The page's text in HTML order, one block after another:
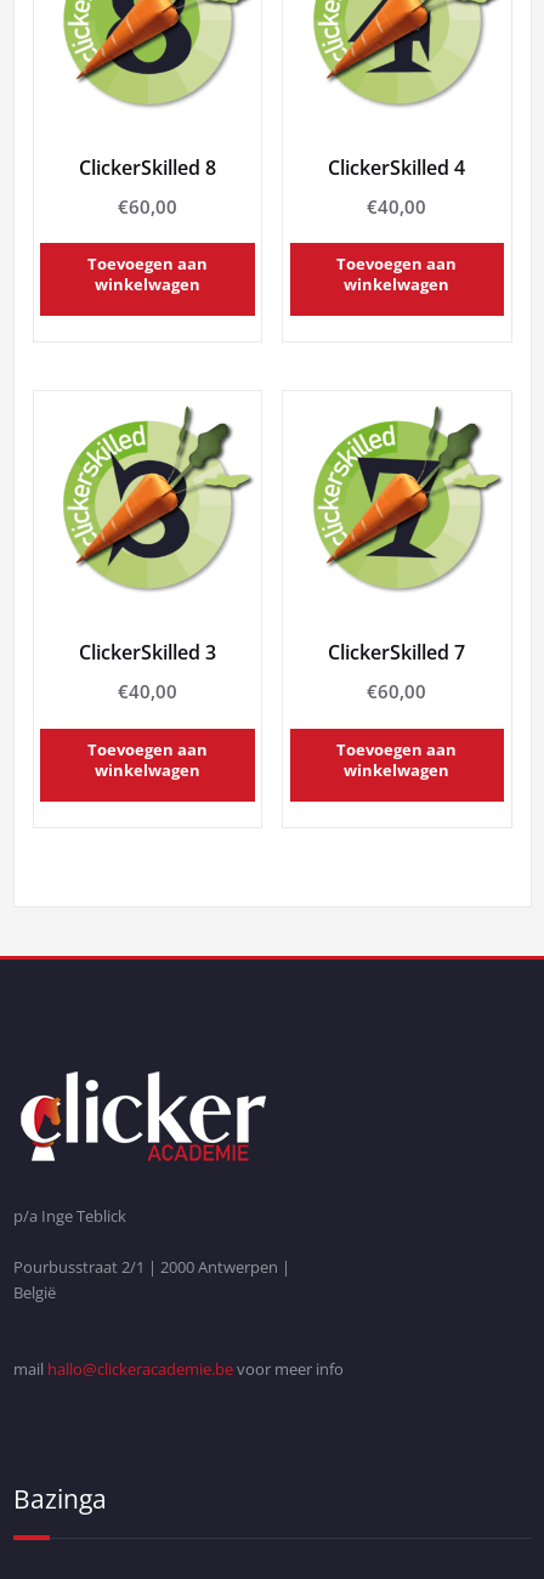
ClickerSkilled 8
€60,00
Toevoegen aan
winkelwagen
ClickerSkilled 4
€40,00
Toevoegen aan
winkelwagen
ClickerSkilled 3
€40,00
Toevoegen aan
winkelwagen
ClickerSkilled 7
€60,00
Toevoegen aan
winkelwagen
p/a Inge Teblick
Pourbusstraat 2/1 | 2000 Antwerpen |
België
mail hallo@clickeracademie.bevoor meer info
Bazinga